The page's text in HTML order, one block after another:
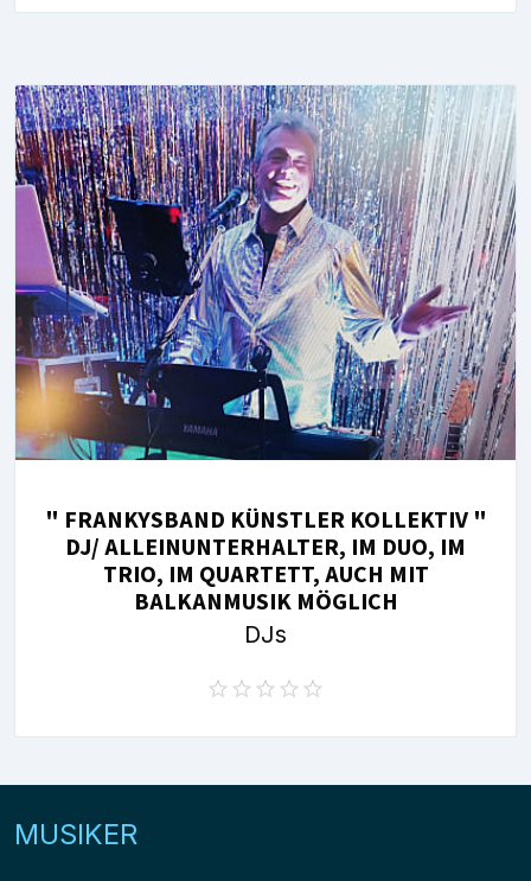
" FRANKYSBAND KÜNSTLER KOLLEKTIV "
DJ/ ALLEINUNTERHALTER, IM DUO, IM
TRIO, IM QUARTETT, AUCH MIT
BALKANMUSIK MÖGLICH
DJs
MUSIKER